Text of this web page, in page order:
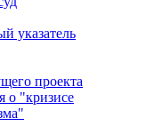
указатель
проекта
о "кризисе